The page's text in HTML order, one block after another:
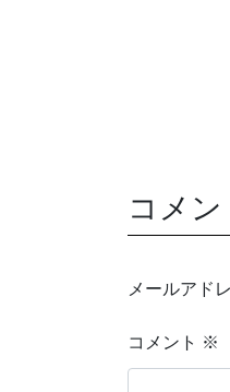
コメ
メールアド
コメント ※